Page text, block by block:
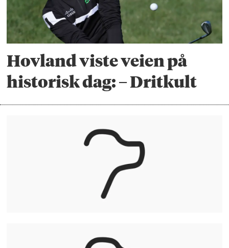
Hovland viste veien på
historisk dag: – Dritkult